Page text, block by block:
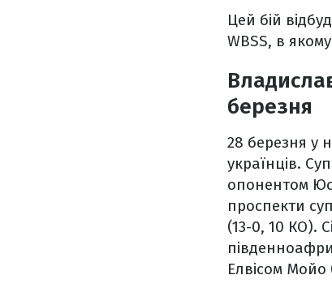
Цей бій
WBSS, в
березня
28 березня у
українців.
опонентом
проспекти
(13-0, 10 КО).
Елвісом Мойо